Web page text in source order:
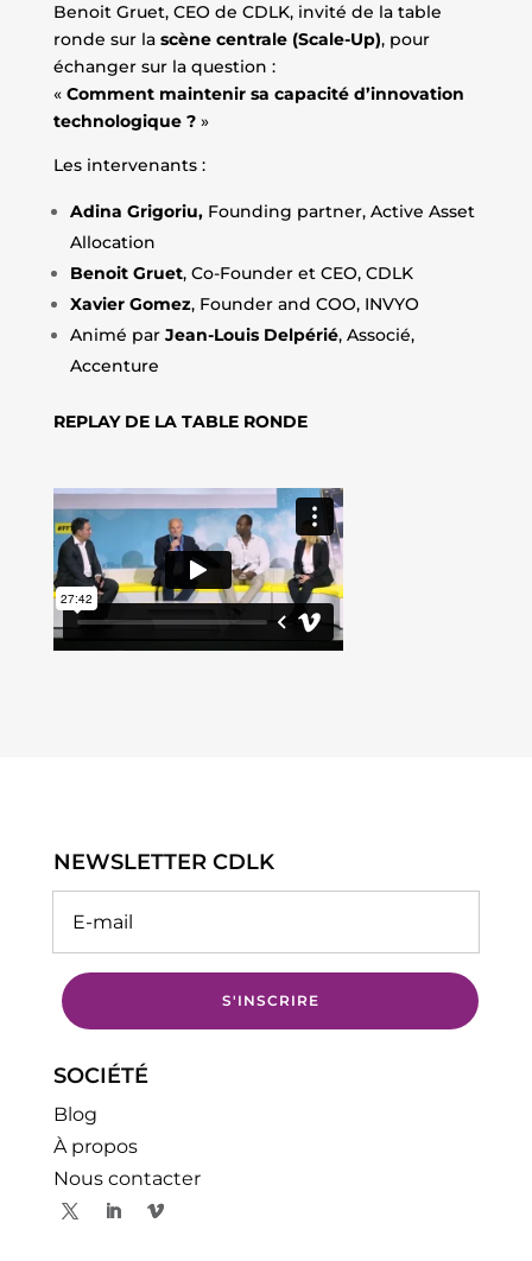
Benoit Gruet, CEO de CDLK, invité de la table
ronde sur la scène centrale (Scale-Up), pour
échanger sur la question :
« Comment maintenir sa capacité d’innovation
technologique ? »
Les intervenants :
Adina Grigoriu, Founding partner, Active Asset
Allocation
Benoit Gruet, Co-Founder et CEO, CDLK
Xavier Gomez, Founder and COO, INVYO
Animé par Jean-Louis Delpérié, Associé,
Accenture
REPLAY DE LA TABLE RONDE
SOCIÉTÉ
Blog
À propos
Nous contacter
NEWSLETTER CDLK
S'INSCRIRE